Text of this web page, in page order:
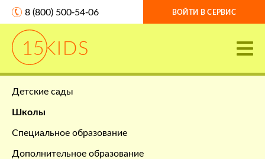
8 (800) 500-54-06 ВОЙТИ В СЕРВИС
Детские сады
Школы
Специальное образование
Дополнительное образование